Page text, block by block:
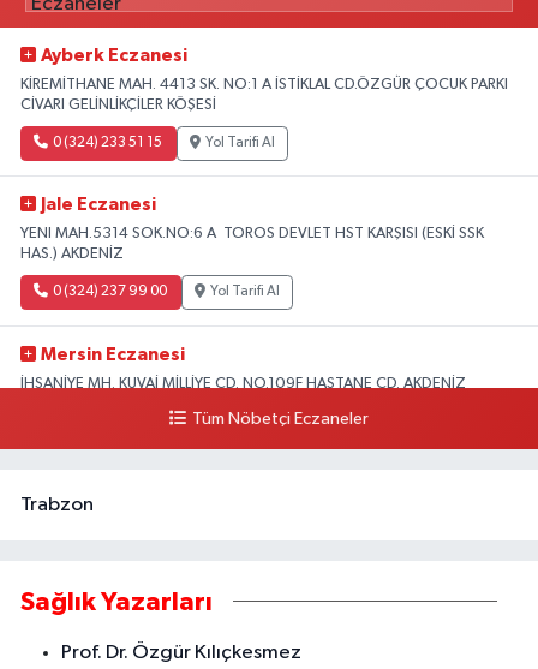
Ayberk Eczanesi
KİREMİTHANE MAH. 4413 SK. NO:1 A İSTİKLAL CD.ÖZGÜR ÇOCUK PARKI
CİVARI GELİNLİKÇİLER KÖŞESİ
0 (324) 233 51 15 Yol Tarifi Al
Jale Eczanesi
YENI MAH.5314 SOK.NO:6 A TOROS DEVLET HST KARŞISI (ESKİ SSK
HAS.) AKDENİZ
0 (324) 237 99 00 Yol Tarifi Al
Mersin Eczanesi
İHSANİYE MH. KUVAİ MİLLİYE CD. NO.109F HASTANE CD. AKDENİZ
Tüm Nöbetçi Eczaneler
Trabzon
Sağlık Yazarları
Prof. Dr. Özgür Kılıçkesmez